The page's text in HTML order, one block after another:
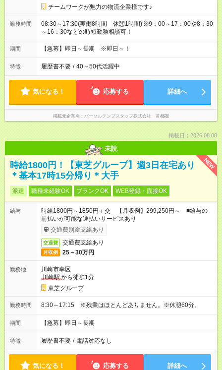
チームワークが魅力の物流企業様です♪
勤務時間
08:30～17:30(実働8時間 休憩1時間) ※9：00～17：00や8：30
～16：30などの時短勤務相談可！
期間 【急募】即日～長期 ※即日～！
特徴 履歴書不要 / 40～50代活躍中
気になる！ 応募する 詳細へ
掲載元企業名 パーソルテンプスタッフ株式会社 首都圏
掲載日：2026.08.08
未読
NEW
時給1800円！【東芝グループ】週3日在宅あり
＊基本17時15分帰り＊大手
派遣 職種未経験OK ブランクOK WEB登録・面接OK
給与
時給1800円～1850円＋交 【月収例】299,250円～ ■給与の
前払いが可能な速払いサービスあり
交通費別途支給あり
交通費 交通費支給あり
月収例 25～30万円
勤務地
川崎市幸区
川崎駅から徒歩1分
東芝グループ
勤務時間 8:30～17:15 ※残業はほとんどありません。※休憩60分。
期間 【急募】即日～長期
特徴 履歴書不要 / 電話対応なし
気になる！ 応募する 詳細へ